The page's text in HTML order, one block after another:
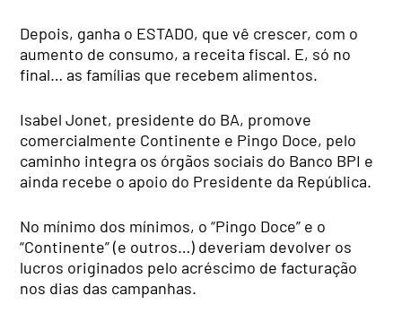
Depois, ganha o ESTADO, que vê crescer, com o
aumento de consumo, a receita fiscal. E, só no
final… as famílias que recebem alimentos.
Isabel Jonet, presidente do BA, promove
comercialmente Continente e Pingo Doce, pelo
caminho integra os órgãos sociais do Banco BPI e
ainda recebe o apoio do Presidente da República.
No mínimo dos mínimos, o “Pingo Doce” e o
“Continente” (e outros…) deveriam devolver os
lucros originados pelo acréscimo de facturação
nos dias das campanhas.